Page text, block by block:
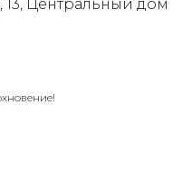
13, Центральный дом